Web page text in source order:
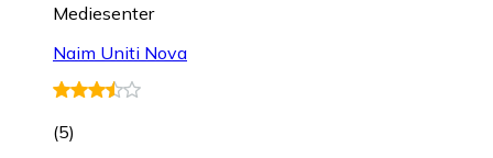
Mediesenter
Naim Uniti Nova
(5)